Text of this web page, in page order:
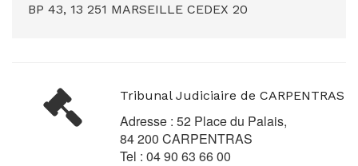
BP 43, 13 251 MARSEILLE CEDEX 20
Tribunal Judiciaire de CARPENTRAS
Adresse : 52 Place du Palais,
84 200 CARPENTRAS
Tel : 04 90 63 66 00